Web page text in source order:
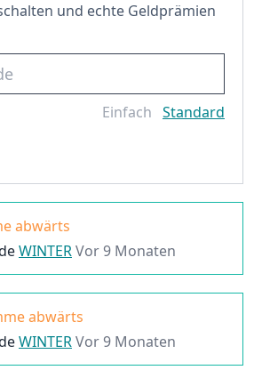
und echte Geldprämien
Einfach Standard
abwärts
WINTERVor 9 Monaten
abwärts
WINTERVor 9 Monaten